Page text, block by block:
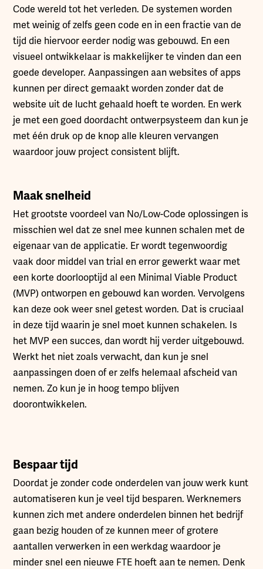
Code wereld tot het verleden. De systemen worden
met weinig of zelfs geen code en in een fractie van de
tijd die hiervoor eerder nodig was gebouwd. En een
visueel ontwikkelaar is makkelijker te vinden dan een
goede developer. Aanpassingen aan websites of apps
kunnen per direct gemaakt worden zonder dat de
website uit de lucht gehaald hoeft te worden. En werk
je met een goed doordacht ontwerpsysteem dan kun je
met één druk op de knop alle kleuren vervangen
waardoor jouw project consistent blijft.
Maak snelheid
Het grootste voordeel van No/Low-Code oplossingen is
misschien wel dat ze snel mee kunnen schalen met de
eigenaar van de applicatie. Er wordt tegenwoordig
vaak door middel van trial en error gewerkt waar met
een korte doorlooptijd al een Minimal Viable Product
(MVP) ontworpen en gebouwd kan worden. Vervolgens
kan deze ook weer snel getest worden. Dat is cruciaal
in deze tijd waarin je snel moet kunnen schakelen. Is
het MVP een succes, dan wordt hij verder uitgebouwd.
Werkt het niet zoals verwacht, dan kun je snel
aanpassingen doen of er zelfs helemaal afscheid van
nemen. Zo kun je in hoog tempo blijven
doorontwikkelen.
Bespaar tijd
Doordat je zonder code onderdelen van jouw werk kunt
automatiseren kun je veel tijd besparen. Werknemers
kunnen zich met andere onderdelen binnen het bedrijf
gaan bezig houden of ze kunnen meer of grotere
aantallen verwerken in een werkdag waardoor je
minder snel een nieuwe FTE hoeft aan te nemen. Denk